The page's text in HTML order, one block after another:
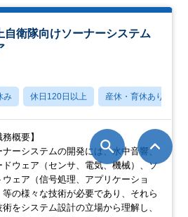
自衛隊向けソーナーシステム
み 休日120日以上 産休・育休あり
務概要】
ナーシステムの開発には、水中音響、
ドウェア（センサ、電気、機械）、ソ
ウェア（信号処理、アプリケーショ
等の様々な技術が必要であり、それら
術をシステム設計の立場から理解し、